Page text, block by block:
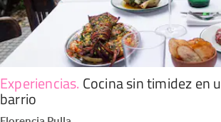
Experiencias. Cocina sin timidez en
barrio